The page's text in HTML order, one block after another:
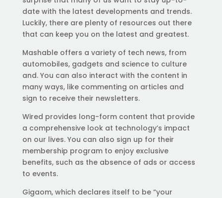
date with the latest developments and trends.
Luckily, there are plenty of resources out there
that can keep you on the latest and greatest.
Mashable offers a variety of tech news, from
automobiles, gadgets and science to culture
and. You can also interact with the content in
many ways, like commenting on articles and
sign to receive their newsletters.
Wired provides long-form content that provide
a comprehensive look at technology’s impact
on our lives. You can also sign up for their
membership program to enjoy exclusive
benefits, such as the absence of ads or access
to events.
Gigaom, which declares itself to be “your